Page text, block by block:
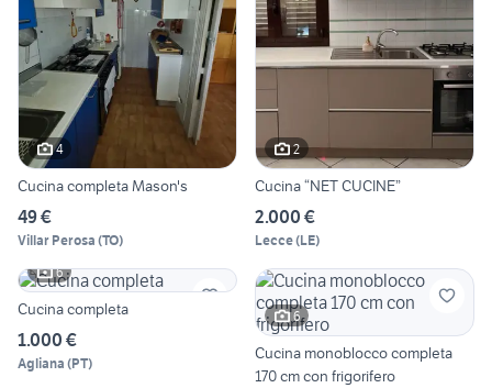
4
Cucina completa Mason's
49 €
Villar Perosa (TO)
2
Cucina “NET CUCINE”
2.000 €
Lecce(LE)
6
Cucina completa
1.000 €
Agliana (PT)
6
Cucina monoblocco completa
170 cm con frigorifero